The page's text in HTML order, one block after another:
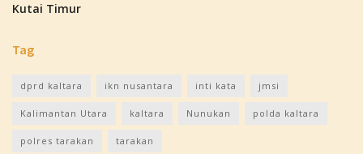
Kutai Timur
Tag
dprd kaltara ikn nusantara inti kata jmsi
Kalimantan Utara kaltara Nunukan polda kaltara
polres tarakan tarakan